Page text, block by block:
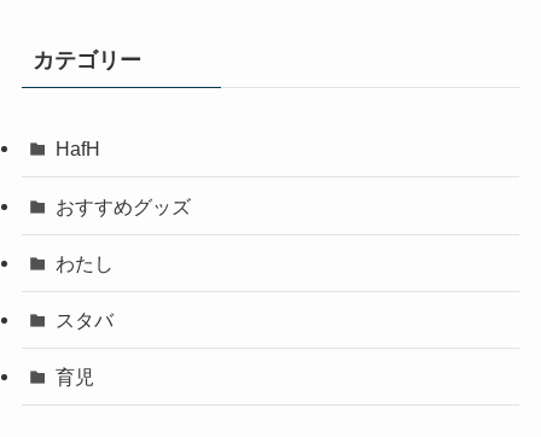
カテゴリー
HafH
おすすめグッズ
わたし
スタバ
育児